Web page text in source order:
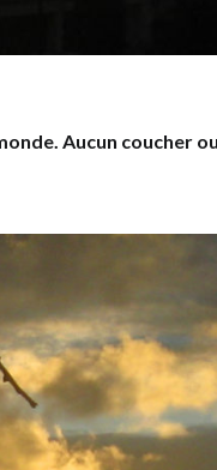
Aucun coucher